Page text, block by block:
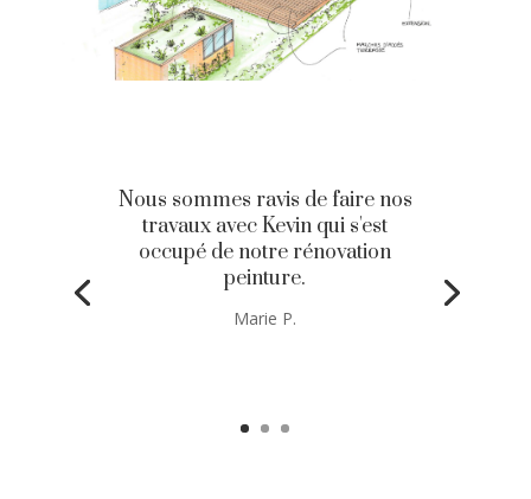
Nous sommes ravis de faire nos
travaux avec Kevin qui s'est
occupé de notre rénovation
peinture.
Marie P.